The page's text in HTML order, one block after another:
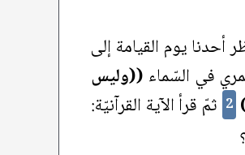
يوم القيامة إلى
في السّماء ((وليس
2 ثمّ قرأ الآية القرآنيّة: